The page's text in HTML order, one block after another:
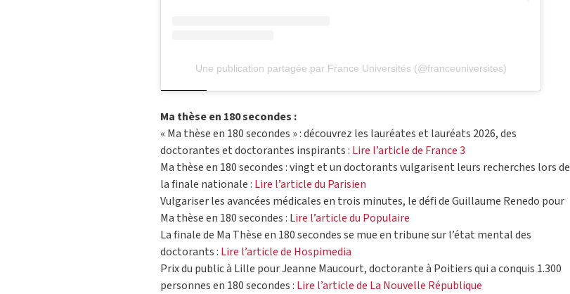
Une publication partagée par France Universités (@franceuniversites)
Ma thèse en 180 secondes :
« Ma thèse en 180 secondes » : découvrez les lauréates et lauréats 2026, des
doctorantes et doctorantes inspirants : Lire l’article de France 3
Ma thèse en 180 secondes : vingt et un doctorants vulgarisent leurs recherches lors de
la finale nationale : Lire l’article du Parisien
Vulgariser les avancées médicales en trois minutes, le défi de Guillaume Renedo pour
Ma thèse en 180 secondes : Lire l’article du Populaire
La finale de Ma Thèse en 180 secondes se mue en tribune sur l’état mental des
doctorants : Lire l’article de Hospimedia
Prix du public à Lille pour Jeanne Maucourt, doctorante à Poitiers qui a conquis 1.300
personnes en 180 secondes : Lire l’article de La Nouvelle République